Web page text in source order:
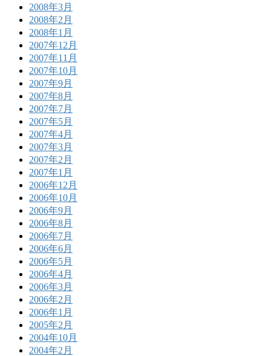
2008年3月
2008年2月
2008年1月
2007年12月
2007年11月
2007年10月
2007年9月
2007年8月
2007年7月
2007年5月
2007年4月
2007年3月
2007年2月
2007年1月
2006年12月
2006年10月
2006年9月
2006年8月
2006年7月
2006年6月
2006年5月
2006年4月
2006年3月
2006年2月
2006年1月
2005年2月
2004年10月
2004年2月